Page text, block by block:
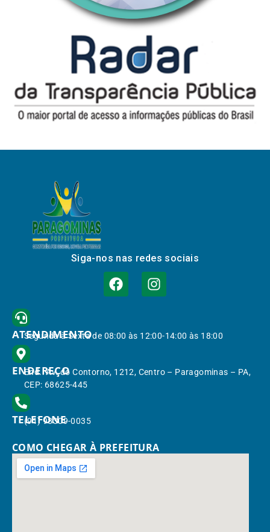
Siga-nos nas redes sociais
ATENDIMENTO
Segunda à Sexta de 08:00 às 12:00-14:00 às 18:00
ENDEREÇO
End.: Av. do Contorno, 1212, Centro – Paragominas – PA,
CEP: 68625-445
TELEFONE
(91) 98309-0035
COMO CHEGAR À PREFEITURA